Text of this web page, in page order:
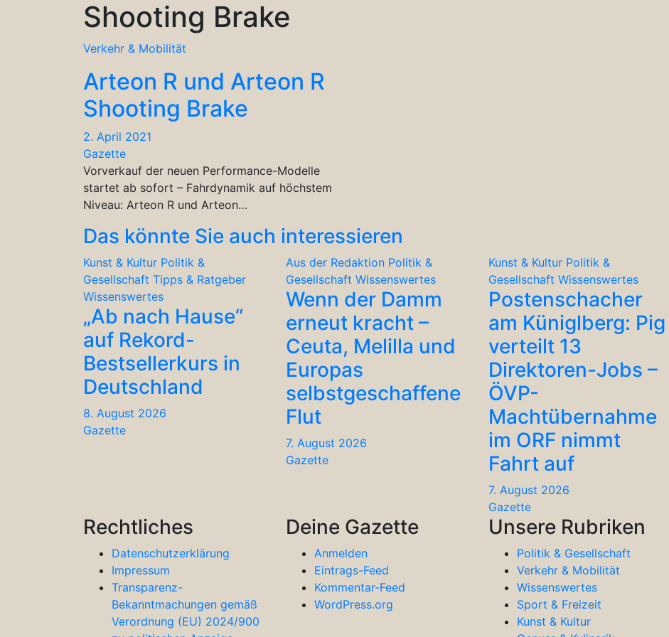
Shooting Brake
Verkehr & Mobilität
Arteon R und Arteon R
Shooting Brake
2. April 2021
Gazette
Vorverkauf der neuen Performance-Modelle
startet ab sofort – Fahrdynamik auf höchstem
Niveau: Arteon R und Arteon…
Das könnte Sie auch interessieren
Kunst & Kultur Politik &
Gesellschaft Tipps & Ratgeber
Wissenswertes
„Ab nach Hause“
auf Rekord-
Bestsellerkurs in
Deutschland
8. August 2026
Gazette
Aus der Redaktion Politik &
Gesellschaft Wissenswertes
Wenn der Damm
erneut kracht –
Ceuta, Melilla und
Europas
selbstgeschaffene
Flut
7. August 2026
Gazette
Kunst & Kultur Politik &
Gesellschaft Wissenswertes
Postenschacher
am Küniglberg: Pig
verteilt 13
Direktoren-Jobs –
ÖVP-
Machtübernahme
im ORF nimmt
Fahrt auf
7. August 2026
Gazette
Rechtliches
Datenschutzerklärung
Impressum
Transparenz-
Bekanntmachungen gemäß
Verordnung (EU) 2024/900
Deine Gazette
Anmelden
Eintrags-Feed
Kommentar-Feed
WordPress.org
Unsere Rubriken
Politik & Gesellschaft
Verkehr & Mobilität
Wissenswertes
Sport & Freizeit
Kunst & Kultur